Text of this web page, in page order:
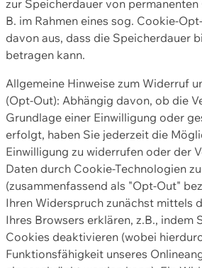
zur Speicherdauer von
B. im Rahmen eines sog. Cookie-
davon aus, dass die Speicherdauer
betragen kann.
Allgemeine Hinweise zum Widerruf
(Opt-Out): Abhängig davon, ob die
Grundlage einer Einwilligung oder
erfolgt, haben Sie jederzeit die
Einwilligung zu widerrufen oder der
Daten durch Cookie-Technologien
(zusammenfassend als "Opt-Out"
Ihren Widerspruch zunächst mittels
Ihres Browsers erklären, z.B., indem
Cookies deaktivieren (wobei
Funktionsfähigkeit unseres